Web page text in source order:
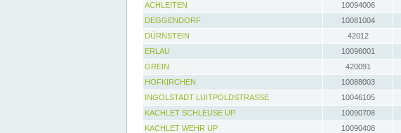
ACHLEITEN
10094006
DEGGENDORF
10081004
DÜRNSTEIN
42012
ERLAU
10096001
GREIN
420091
HOFKIRCHEN
10088003
INGOLSTADT LUITPOLDSTRASSE
10046105
KACHLET SCHLEUSE UP
10090708
KACHLET WEHR UP
10090408